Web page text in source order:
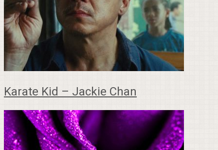
Karate Kid – Jackie Chan